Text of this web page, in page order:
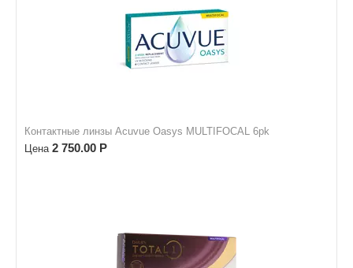
Контактные линзы Acuvue Oasys MULTIFOCAL 6pk
Цена 2 750.00 Р